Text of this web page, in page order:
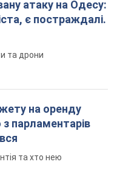
сусідні
загиблих,